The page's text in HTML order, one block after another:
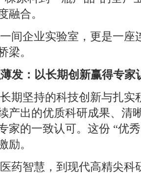
融合。
间企业实验室，更是一座
梁。
发：以长期创新赢得专家
期坚持的科技创新与扎实
产出的优质科研成果、清
家的一致认可。这份 “优
励。
药智慧，到现代高精尖科